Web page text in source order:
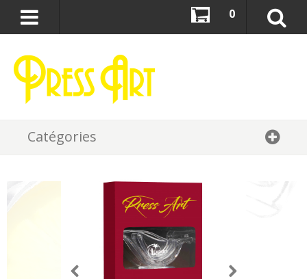
0
Catégories